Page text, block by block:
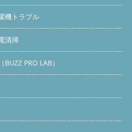
機トラブル
清掃
PRO LAB）